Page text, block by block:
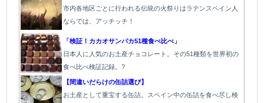
市内各地区ごとに行われる伝統の火祭りはラテンスペイン人
ならでは、アッチッチ！
「検証！カカオサンパカ51種食べ比べ」
日本人に人気のお土産チョコレート。その51種類を世界初の
食べ比べ検証記録。?
【間違いだらけの缶詰選び】
お土産として重宝する缶詰。スペイン中の缶詰を食べ尽し検